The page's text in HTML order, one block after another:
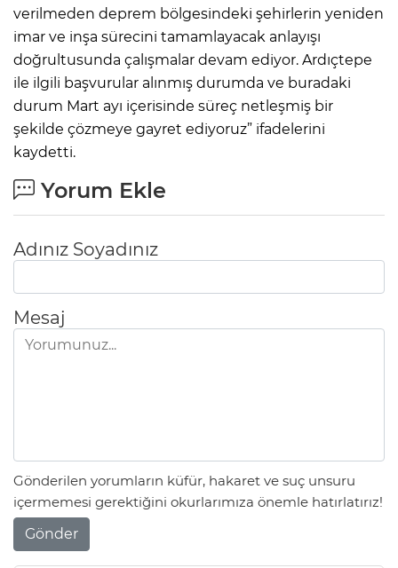
verilmeden deprem bölgesindeki şehirlerin yeniden
imar ve inşa sürecini tamamlayacak anlayışı
doğrultusunda çalışmalar devam ediyor. Ardıçtepe
ile ilgili başvurular alınmış durumda ve buradaki
durum Mart ayı içerisinde süreç netleşmiş bir
şekilde çözmeye gayret ediyoruz” ifadelerini
kaydetti.
Yorum Ekle
Adınız Soyadınız
Mesaj
Gönderilen yorumların küfür, hakaret ve suç unsuru
içermemesi gerektiğini okurlarımıza önemle hatırlatırız!
Gönder